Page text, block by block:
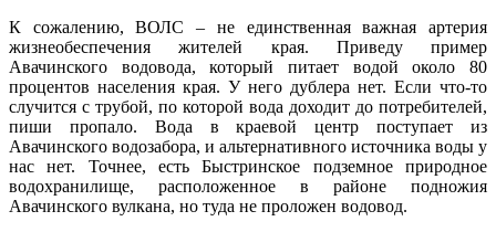
К сожалению, ВОЛС – не единственная важная артерия
жизнеобеспечения жителей края. Приведу пример
Авачинского водовода, который питает водой около 80
процентов населения края. У него дублера нет. Если что-то
случится с трубой, по которой вода доходит до потребителей,
пиши пропало. Вода в краевой центр поступает из
Авачинского водозабора, и альтернативного источника воды у
нас нет. Точнее, есть Быстринское подземное природное
водохранилище, расположенное в районе подножия
Авачинского вулкана, но туда не проложен водовод.